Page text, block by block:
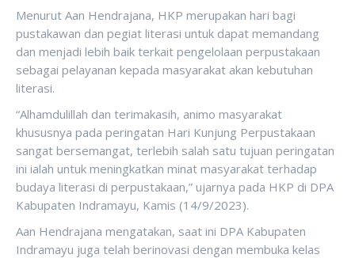
Menurut Aan Hendrajana, HKP merupakan hari bagi
pustakawan dan pegiat literasi untuk dapat memandang
dan menjadi lebih baik terkait pengelolaan perpustakaan
sebagai pelayanan kepada masyarakat akan kebutuhan
literasi.
“Alhamdulillah dan terimakasih, animo masyarakat
khususnya pada peringatan Hari Kunjung Perpustakaan
sangat bersemangat, terlebih salah satu tujuan peringatan
ini ialah untuk meningkatkan minat masyarakat terhadap
budaya literasi di perpustakaan,” ujarnya pada HKP di DPA
Kabupaten Indramayu, Kamis (14/9/2023).
Aan Hendrajana mengatakan, saat ini DPA Kabupaten
Indramayu juga telah berinovasi dengan membuka kelas